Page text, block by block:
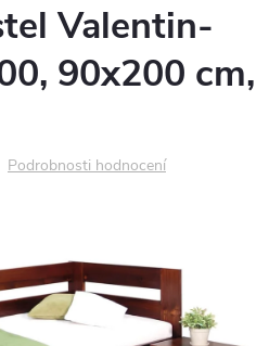
Valentin-
90x200 cm,
Podrobnosti hodnocení